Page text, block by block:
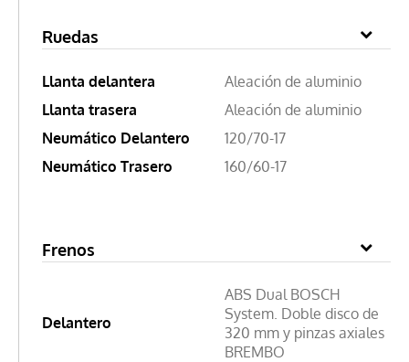
Ruedas
Llanta delantera
Aleación de aluminio
Llanta trasera
Aleación de aluminio
Neumático Delantero
120/70-17
Neumático Trasero
160/60-17
Frenos
Delantero
ABS Dual BOSCH
System. Doble disco de
320 mm y pinzas axiales
BREMBO